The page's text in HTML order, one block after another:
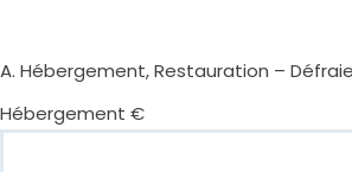
A. Hébergement, Restauration –
Hébergement €